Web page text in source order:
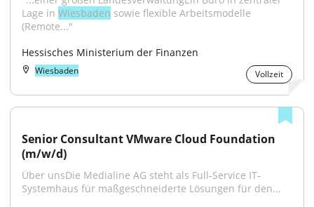
Lage in Wiesbaden sowie flexible Arbeitsmodelle
(Remote..."
Hessisches Ministerium der Finanzen
Wiesbaden Vollzeit
Senior Consultant VMware Cloud Foundation
(m/w/d)
Über unsDie Medialine AG steht als Full-Service IT-
Systemhaus für maßgeschneiderte Lösungen für den...